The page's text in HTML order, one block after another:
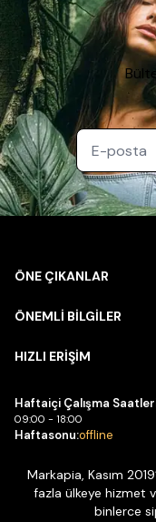
ÖNE ÇIKANLAR
ÖNEMLİ BİLGİLER
HIZLI ERİŞİM
Haftaiçi Çalışma
09:00 - 18:00
Haftasonu:offline
Markapia, Kasım
fazla ülkeye hizmet
binlerce